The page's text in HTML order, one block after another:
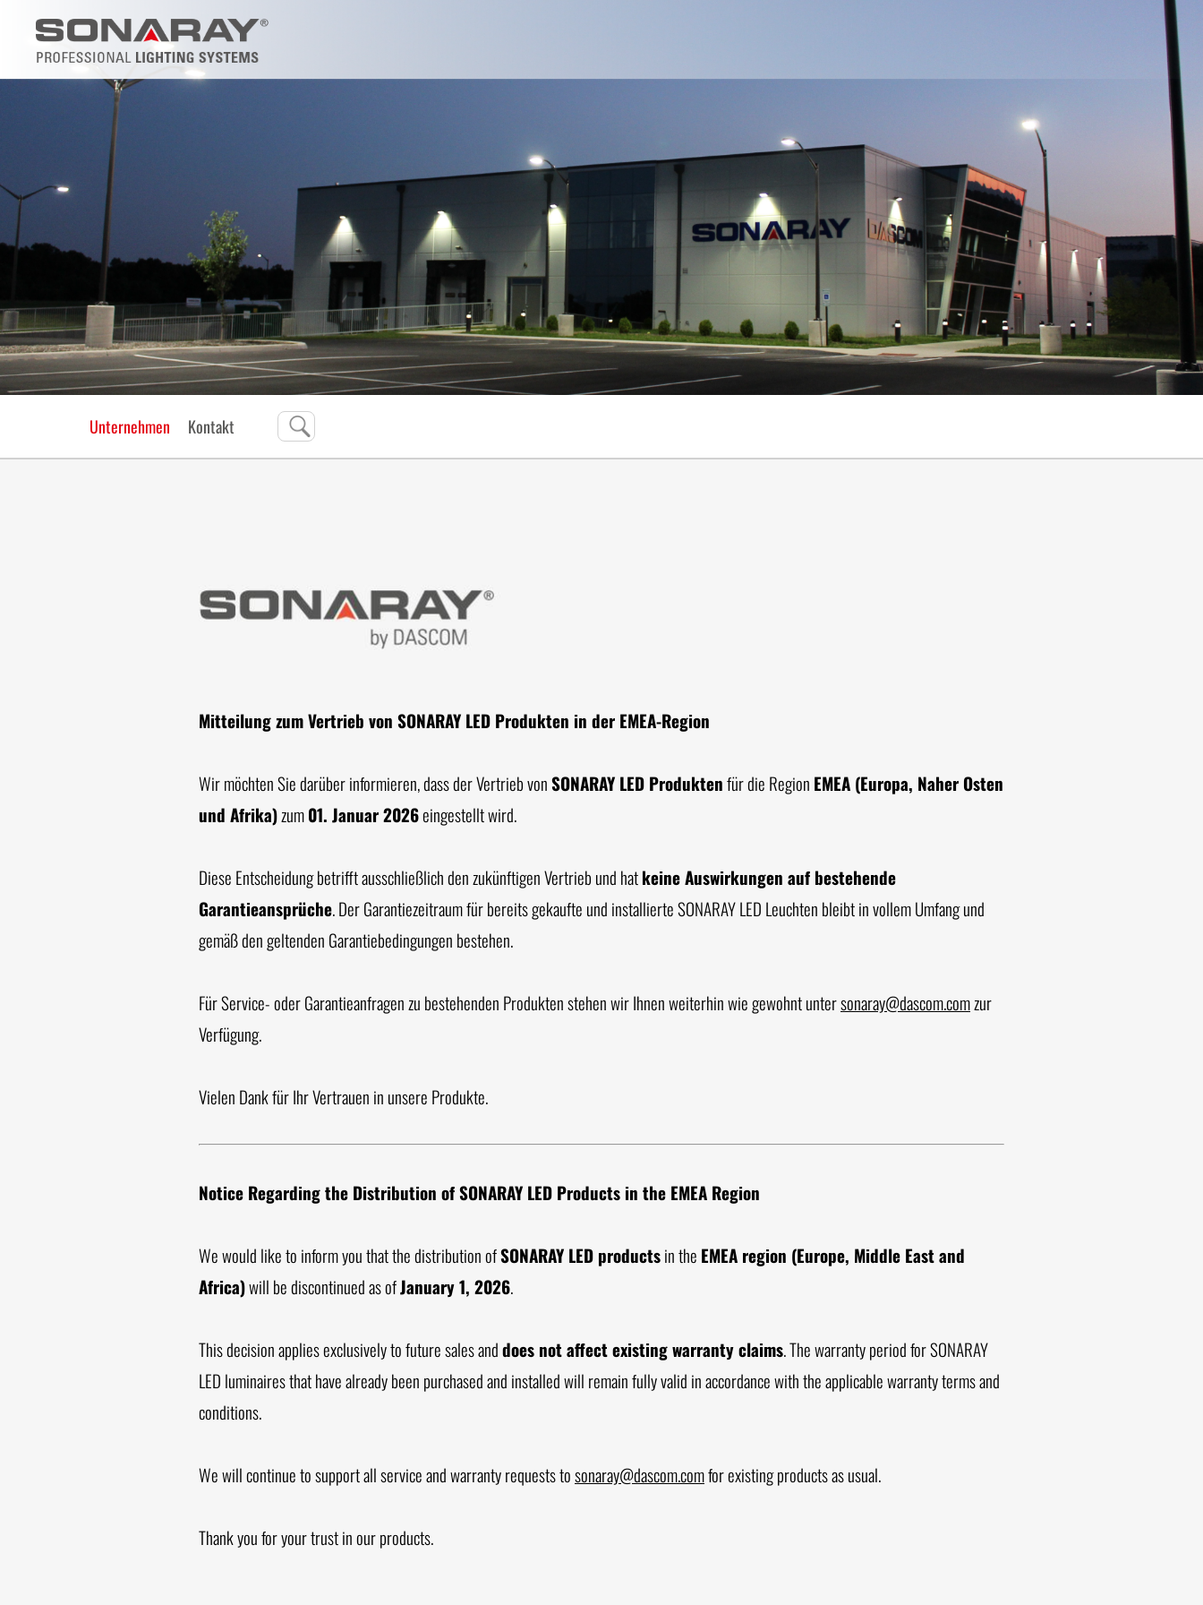
Unternehmen Kontakt
Mitteilung zum Vertrieb von SONARAY LED Produkten in der EMEA-Region
Wir möchten Sie darüber informieren, dass der Vertrieb vonSONARAY LED Produktenfür die Region EMEA (Europa, Naher Osten
und Afrika)zum01. Januar 2026eingestellt wird.
Diese Entscheidung betrifft ausschließlich den zukünftigen Vertrieb und hatkeine Auswirkungen auf bestehende
Garantieansprüche. Der Garantiezeitraum für bereits gekaufte und installierte SONARAY LED Leuchten bleibt in vollem Umfang und
gemäß den geltenden Garantiebedingungen bestehen.
Für Service- oder Garantieanfragen zu bestehenden Produkten stehen wir Ihnen weiterhin wie gewohnt untersonaray@dascom.comzur
Verfügung.
Vielen Dank für Ihr Vertrauen in unsere Produkte.
Notice Regarding the Distribution of SONARAY LED Products in the EMEA Region
We would like to inform you that the distribution ofSONARAY LED productsin the EMEA region (Europe, Middle East and
Africa)will be discontinued as ofJanuary 1, 2026.
This decision applies exclusively to future sales anddoes not affect existing warranty claims. The warranty period for SONARAY
LED luminaires that have already been purchased and installed will remain fully valid in accordance with the applicable warranty terms and
conditions.
We will continue to support all service and warranty requests tosonaray@dascom.comfor existing products as usual.
Thank you for your trust in our products.